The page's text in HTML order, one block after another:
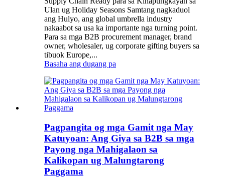
Ulan ug Holiday Seasons Samtang nagkaduol
ang Hulyo, ang global umbrella industry
nakaabot sa usa ka importante nga turning point.
Para sa mga B2B procurement manager, brand
owner, wholesaler, ug corporate gifting buyers sa
tibuok Europe,...
Basaha ang dugang pa
Pagpangita og mga Gamit nga May
Katuyoan: Ang Giya sa B2B sa mga
Payong nga Mahigalaon sa
Kalikopan ug Malungtarong
Paggama